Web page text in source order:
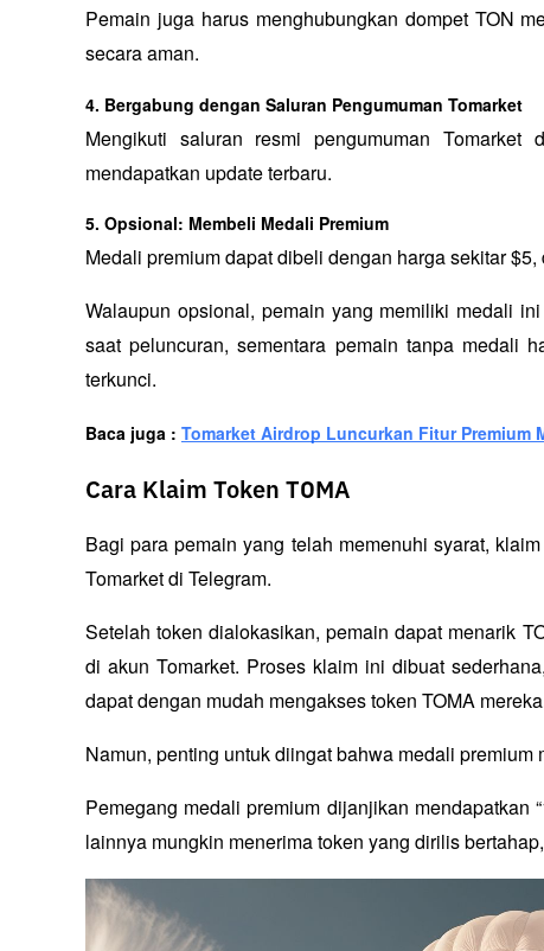
Pemain juga harus menghubungkan dompet TON
secara aman.
4. Bergabung dengan Saluran Pengumuman Tomarket
Mengikuti saluran resmi pengumuman
mendapatkan update terbaru.
5. Opsional: Membeli Medali Premium
Medali premium dapat dibeli dengan harga sekitar
Walaupun opsional, pemain yang memiliki medali
saat peluncuran, sementara pemain tanpa medali
terkunci.
Baca juga : Tomarket Airdrop Luncurkan Fitur Premium
Cara Klaim Token TOMA
Bagi para pemain yang telah memenuhi syarat,
Tomarket di Telegram.
Setelah token dialokasikan, pemain dapat menarik
di akun Tomarket. Proses klaim ini dibuat
dapat dengan mudah mengakses token TOMA
Namun, penting untuk diingat bahwa medali premium
Pemegang medali premium dijanjikan mendapatkan
lainnya mungkin menerima token yang dirilis